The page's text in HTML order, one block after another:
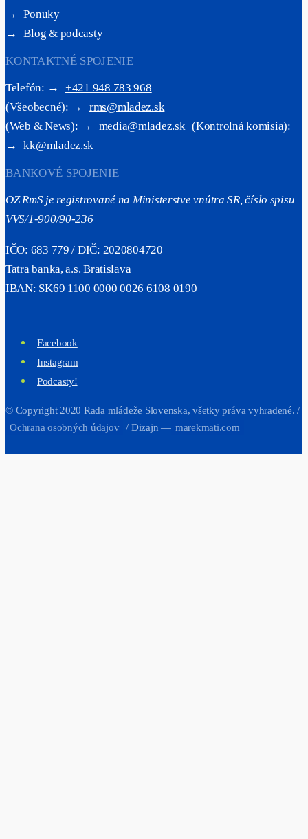
→
Ponuky
→
Blog & podcasty
KONTAKTNÉ SPOJENIE
Telefón: →
+421 948 783 968
(Všeobecné): →
rms@mladez.sk
(Web & News): →
media@mladez.sk (Kontrolná komisia):
→
kk@mladez.sk
BANKOVÉ SPOJENIE
OZ RmS je registrované na Ministerstve vnútra SR, číslo spisu
VVS/1-900/90-236
IČO: 683 779 / DIČ: 2020804720
Tatra banka, a.s. Bratislava
IBAN: SK69 1100 0000 0026 6108 0190
Facebook
Instagram
Podcasty!
© Copyright 2020 Rada mládeže Slovenska, všetky práva vyhradené. /
Ochrana osobných údajov / Dizajn — marekmati.com